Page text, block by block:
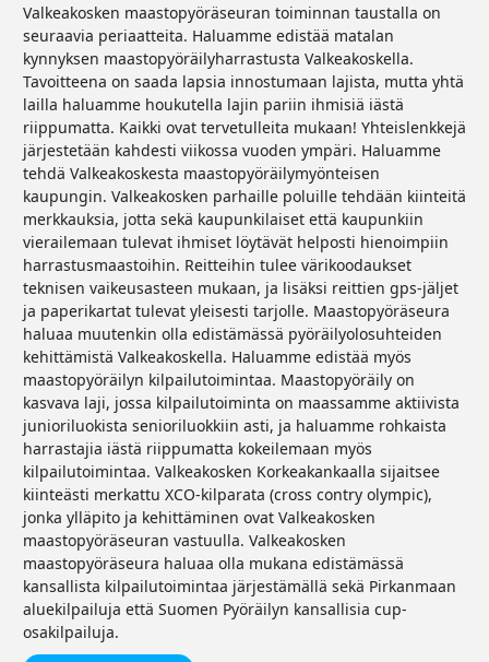
Valkeakosken maastopyöräseuran toiminnan taustalla on
seuraavia periaatteita. Haluamme edistää matalan
kynnyksen maastopyöräilyharrastusta Valkeakoskella.
Tavoitteena on saada lapsia innostumaan lajista, mutta yhtä
lailla haluamme houkutella lajin pariin ihmisiä iästä
riippumatta. Kaikki ovat tervetulleita mukaan! Yhteislenkkejä
järjestetään kahdesti viikossa vuoden ympäri. Haluamme
tehdä Valkeakoskesta maastopyöräilymyönteisen
kaupungin. Valkeakosken parhaille poluille tehdään kiinteitä
merkkauksia, jotta sekä kaupunkilaiset että kaupunkiin
vierailemaan tulevat ihmiset löytävät helposti hienoimpiin
harrastusmaastoihin. Reitteihin tulee värikoodaukset
teknisen vaikeusasteen mukaan, ja lisäksi reittien gps-jäljet
ja paperikartat tulevat yleisesti tarjolle. Maastopyöräseura
haluaa muutenkin olla edistämässä pyöräilyolosuhteiden
kehittämistä Valkeakoskella. Haluamme edistää myös
maastopyöräilyn kilpailutoimintaa. Maastopyöräily on
kasvava laji, jossa kilpailutoiminta on maassamme aktiivista
junioriluokista senioriluokkiin asti, ja haluamme rohkaista
harrastajia iästä riippumatta kokeilemaan myös
kilpailutoimintaa. Valkeakosken Korkeakankaalla sijaitsee
kiinteästi merkattu XCO-kilparata (cross contry olympic),
jonka ylläpito ja kehittäminen ovat Valkeakosken
maastopyöräseuran vastuulla. Valkeakosken
maastopyöräseura haluaa olla mukana edistämässä
kansallista kilpailutoimintaa järjestämällä sekä Pirkanmaan
aluekilpailuja että Suomen Pyöräilyn kansallisia cup-
osakilpailuja.